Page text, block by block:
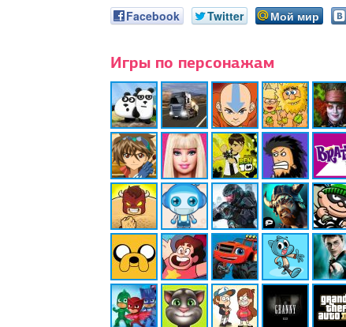
Facebook Twitter Мой мир
Игры по персонажам